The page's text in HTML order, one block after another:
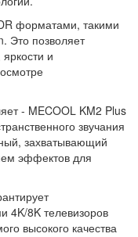
форматами, такими
Это позволяет
и
- MECOOL KM2 Plus
звучания
захватывающий
эффектов для
4K/8K телевизоров
высокого качества